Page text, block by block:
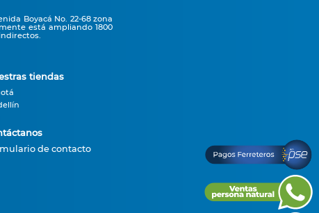
Boyacá No. 22-68 zona
está ampliando 1800
tiendas
de contacto